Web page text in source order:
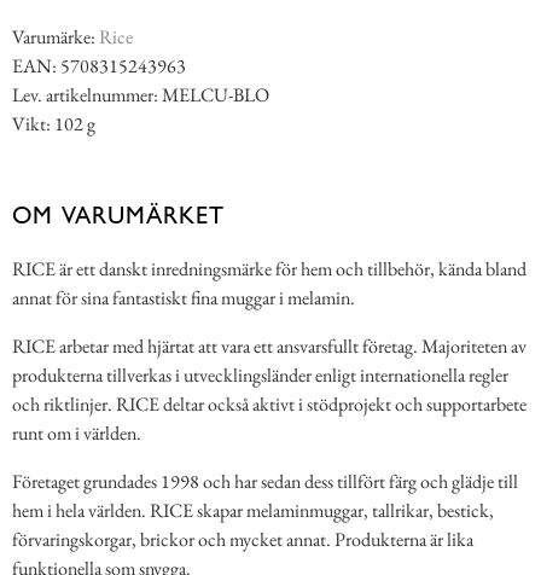
Varumärke: Rice
EAN: 5708315243963
Lev. artikelnummer: MELCU-BLO
Vikt: 102 g
OM VARUMÄRKET
RICE är ett danskt inredningsmärke för hem och tillbehör, kända bland
annat för sina fantastiskt fina muggar i melamin.
RICE arbetar med hjärtat att vara ett ansvarsfullt företag. Majoriteten av
produkterna tillverkas i utvecklingsländer enligt internationella regler
och riktlinjer. RICE deltar också aktivt i stödprojekt och supportarbete
runt om i världen.
Företaget grundades 1998 och har sedan dess tillfört färg och glädje till
hem i hela världen. RICE skapar melaminmuggar, tallrikar, bestick,
förvaringskorgar, brickor och mycket annat. Produkterna är lika
funktionella som snygga.